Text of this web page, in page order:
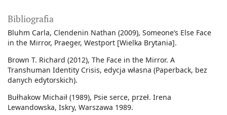
Bibliografia
Bluhm Carla, Clendenin Nathan (2009), Someone’s Else Face
in the Mirror, Praeger, Westport [Wielka Brytania].
Brown T. Richard (2012), The Face in the Mirror. A
Transhuman Identity Crisis, edycja własna (Paperback, bez
danych edytorskich).
Bułhakow Michaił (1989), Psie serce, przeł. Irena
Lewandowska, Iskry, Warszawa 1989.